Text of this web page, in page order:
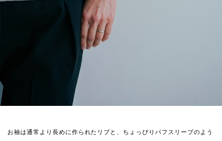
お袖は通常より長めに作られたリブと、ちょっぴりパフスリーブのよう